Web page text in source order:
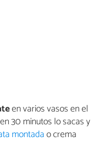
en varios vasos en el
30 minutos lo sacas y
montadao crema